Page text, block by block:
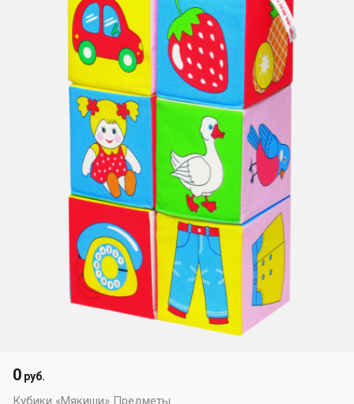
Кубики «Мякиши» Предметы
0 руб.